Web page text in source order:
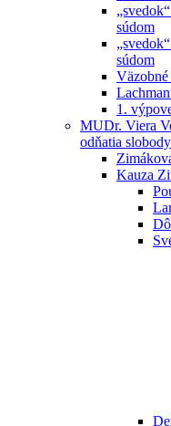
súdom
súdom
Väzobné
1.
MUDr. Viera
odňatia slobody
Kauza